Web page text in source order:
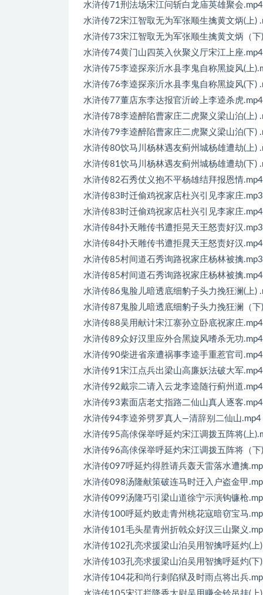
水浒传71刑法场宋江问斩白龙庙英雄聚会.mp4
水浒传72宋江智取无为军张顺生擒黄文炳(上)
水浒传73宋江智取无为军张顺生擒黄文炳（下
水浒传74黄门山四英入伙聚义厅宋江上座.mp4
水浒传75李逵探亲沂水县李鬼自称黑旋风(上
水浒传76李逵探亲沂水县李鬼自称黑旋风(下)
水浒传77董店东李达报官沂岭上李逵杀虎.mp4
水浒传78李逵醉陷曹家庄二虎聚义梁山泊(上)
水浒传79李逵醉陷曹家庄二虎聚义梁山泊(下)
水浒传80饮马川杨林遇友蓟州城杨雄遭劫(上)
水浒传81饮马川杨林遇友蓟州城杨雄遭劫(下)
水浒传82石秀仗义抱不平杨雄结拜报恩情.mp4
水浒传83时迁偷鸡祝家店杜兴引见李家庄.mp3
水浒传83时迁偷鸡祝家店杜兴引见李家庄.mp4
水浒传84扑天雕传书遭拒晃天王怒责好汉.mp3
水浒传84扑天雕传书遭拒晁天王怒责好汉.mp4
水浒传85村间道石秀询路祝家庄杨林被擒.mp3
水浒传85村间道石秀询路祝家庄杨林被擒.mp4
水浒传86鬼脸儿暗透底细豹子头力挽狂澜(上)
水浒传87鬼脸儿暗透底细豹子头力挽狂澜（下
水浒传88吴用献计宋江寨孙立卧底祝家庄.mp4
水浒传89众好汉里应外合黑旋风嗜杀无功.mp4
水浒传90柴进省亲遭祸事李逵手重惹官司.mp4
水浒传91宋江点兵出梁山高廉妖法破大军.mp4
水浒传92戴宗二请入云龙李逵随行蓟州道.mp4
水浒传93素面店老丈指路二仙山真人逐客.mp4
水浒传94李逵斧劈罗真人—清辞别二仙山.mp4
水浒传95高俅保举呼延灼宋江调拨五阵将(上
水浒传96高俅保举呼延灼宋江调拨五阵将（下
水浒传097呼延灼得胜请兵轰天雷落水遭擒
水浒传098汤隆献策破连马时迁入户盗金甲
水浒传099汤隆巧引梁山道徐宁示演钩镰枪
水浒传100呼延灼败走青州桃花寇暗窃宝马
水浒传101毛头星青州折戟众好汉三山聚义
水浒传102孔亮求援梁山泊吴用智擒呼延灼(上
水浒传103孔亮求援梁山泊吴用智擒呼延灼(下
水浒传104花和尚行刺陷狱及时雨点将出兵